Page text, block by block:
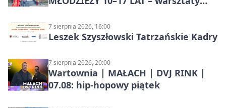
7 sierpnia 2026, 16:00
Leszek Szyszłowski Tatrzańskie Kadry
7 sierpnia 2026, 20:00
Wartownia | MAŁACH | DVJ RINK |
07.08: hip-hopowy piątek